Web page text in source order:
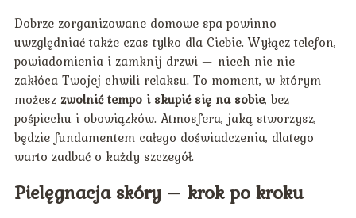
Dobrze zorganizowane domowe spa powinno
uwzględniać także czas tylko dla Ciebie. Wyłącz telefon,
powiadomienia i zamknij drzwi — niech nic nie
zakłóca Twojej chwili relaksu. To moment, w którym
możesz zwolnić tempo i skupić się na sobie, bez
pośpiechu i obowiązków. Atmosfera, jaką stworzysz,
będzie fundamentem całego doświadczenia, dlatego
warto zadbać o każdy szczegół.
Pielęgnacja skóry – krok po kroku